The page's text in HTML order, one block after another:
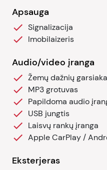
Apsauga
Signalizacija
Imobilaizeris
Audio/video įranga
Žemų dažnių
MP3 grotuvas
Papildoma audio
USB jungtis
Laisvų rankų įranga
Apple CarPlay /
Eksterjeras